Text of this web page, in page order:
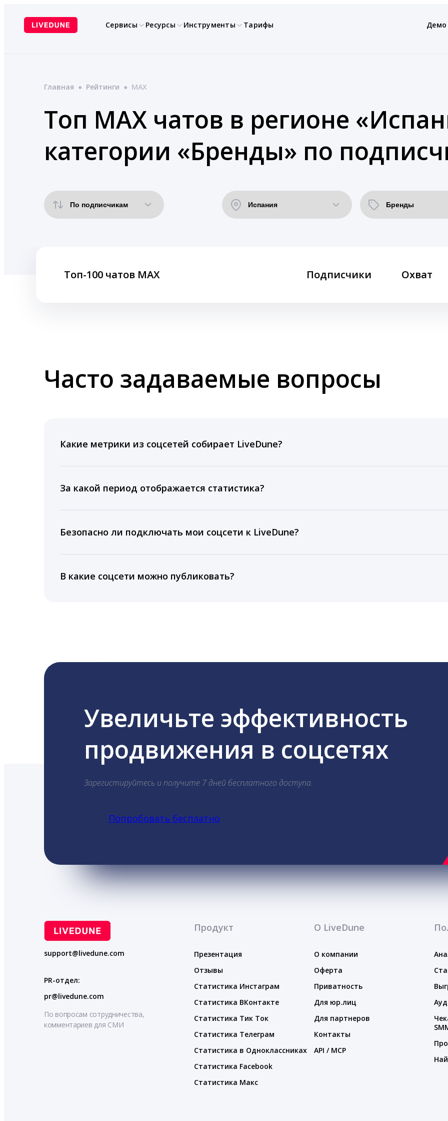
содержимому
Сервисы Ресурсы Инструменты Тарифы Демо
Главная ● Рейтинги ● MAX
Топ MAX чатов в регионе
категории «Бренды» по
Топ-100 чатов MAX Подписчики Охват
Часто задаваемые вопросы
Какие метрики из соцсетей собирает LiveDune?
время для публикации, показываем лучшие посты и присылаем автоматические отчеты с
За какой период отображается статистика?
подключении тарифа Блогер. При оплате тарифа Бизнес отображаются сведения за 3 года, а
5 лет.
Безопасно ли подключать мои соцсети к LiveDune?
информацию третьим лицам.
В какие соцсети можно публиковать?
Увеличьте эффективность
продвижения в соцсетях
Зарегистируйтесь и получите 7 дней бесплатного доступа.
Попробовать бесплатно
support@livedune.com
PR-отдел:
pr@livedune.com
По вопросам сотрудничества,
комментариев для СМИ
Продукт
Презентация
Отзывы
Статистика Инстаграм
Статистика ВКонтакте
Статистика Тик Ток
Статистика Телеграм
Статистика в Одноклассниках
Статистика Facebook
Статистика Макс
О LiveDune
О компании
Оферта
Приватность
Для юр.лиц
Для партнеров
Контакты
API / MCP